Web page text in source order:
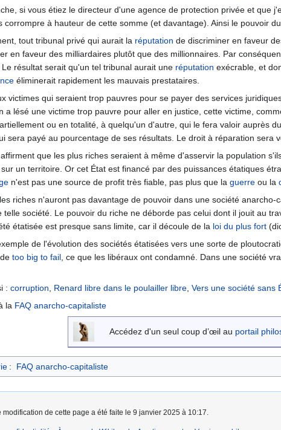
si vous étiez le directeur d'une agence de protection privée et que
corrompre à hauteur de cette somme (et davantage). Ainsi le pouvoir
tout tribunal privé qui aurait la réputation de discriminer en faveur
en faveur des milliardaires plutôt que des millionnaires. Par
Le résultat serait qu'un tel tribunal aurait une réputation exécrable, et
éliminerait rapidement les mauvais prestataires.
victimes qui seraient trop pauvres pour se payer des services
a lésé une victime trop pauvre pour aller en justice, cette victime,
ou en totalité, à quelqu'un d'autre, qui le fera valoir auprès
sera payé au pourcentage de ses résultats. Le droit à réparation
que les plus riches seraient à même d'asservir la population
un territoire. Or cet État est financé par des puissances étatiques
n'est pas une source de profit très fiable, pas plus que la guerre ou la
riches n'auront pas davantage de pouvoir dans une société anarcho-
telle société. Le pouvoir du riche ne déborde pas celui dont il jouit au
étatisée est presque sans limite, car il découle de la loi du plus fort
de l'évolution des sociétés étatisées vers une sorte de
too big to fail , ce que les libéraux ont condamné. Dans une société
: corruption Renard libre dans le poulailler libre Vers une société sans
la FAQ anarcho-capitaliste
Accédez d'un seul coup d’œil au portail
: FAQ anarcho-capitaliste
modification de cette page a été faite le 9 janvier 2025 à 10:17.